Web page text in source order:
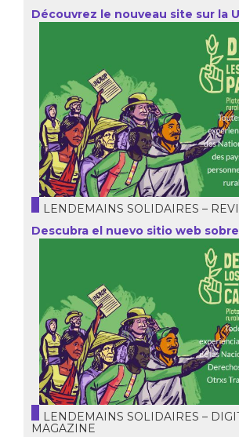
Découvrez le nouveau site sur la
LENDEMAINS SOLIDAIRES –
Descubra el nuevo sitio web sobre
LENDEMAINS SOLIDAIRES –
MAGAZINE